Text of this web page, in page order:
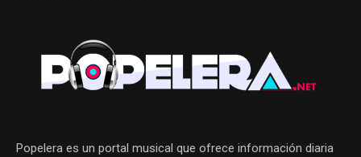
Popelera es un portal musical que ofrece información diaria